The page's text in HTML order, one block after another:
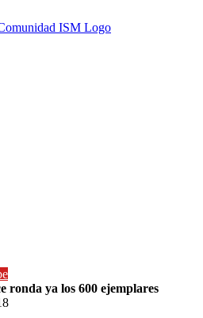
ronda ya los 600 ejemplares